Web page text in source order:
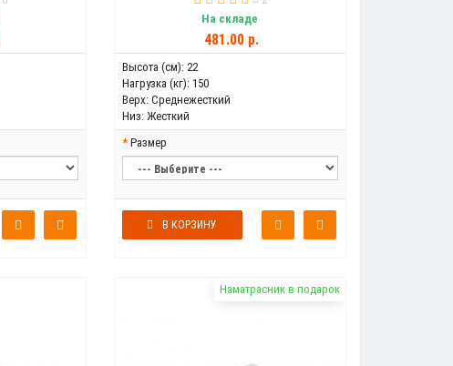
На складе
481.00 р.
Высота (см): 22
Нагрузка (кг): 150
Верх: Среднежесткий
Низ: Жесткий
Размер
В КОРЗИНУ
Наматрасник в подарок